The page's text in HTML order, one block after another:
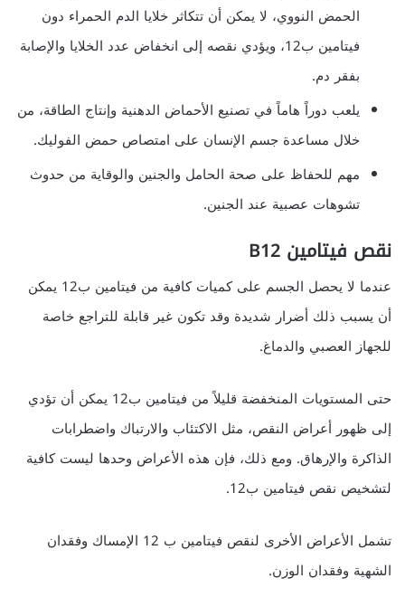
الحمض النووي، لا يمكن أن تتكاثر خلايا الدم الحمراء دون
فيتامين ب12، ويؤدي نقصه إلى انخفاض عدد الخلايا والإصابة
بفقر دم.
يلعب دوراً هاماً في تصنيع الأحماض الدهنية وإنتاج الطاقة، من
خلال مساعدة جسم الإنسان على امتصاص حمض الفوليك.
مهم للحفاظ على صحة الحامل والجنين والوقاية من حدوث
تشوهات عصبية عند الجنين.
نقص فيتامين B12
عندما لا يحصل الجسم على كميات كافية من فيتامين ب12 يمكن
أن يسبب ذلك أضرار شديدة وقد تكون غير قابلة للتراجع خاصة
للجهاز العصبي والدماغ.
حتى المستويات المنخفضة قليلاً من فيتامين ب12 يمكن أن تؤدي
إلى ظهور أعراض النقص، مثل الاكتئاب والارتباك واضطرابات
الذاكرة والإرهاق. ومع ذلك، فإن هذه الأعراض وحدها ليست كافية
لتشخيص نقص فيتامين ب12.
تشمل الأعراض الأخرى لنقص فيتامين ب 12 الإمساك وفقدان
الشهية وفقدان الوزن.